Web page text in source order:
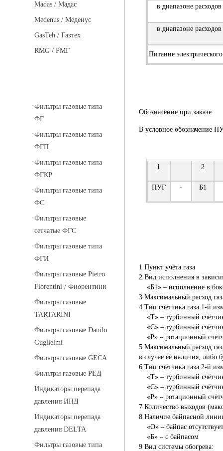
Madas / Мадас
Medenus / Меденус
GasTeh / Газтех
RMG / РМГ
Фильтры газовые типа
ФГ
Фильтры газовые типа
ФГП
Фильтры газовые типа
ФГКР
Фильтры газовые типа
ФС
Фильтры газовые
сетчатые ФГС
Фильтры газовые типа
ФГИ
Фильтры газовые Pietro
Fiorentini / Фиорентини
Фильтры газовые
TARTARINI
Фильтры газовые Danilo
Guglielmi
Фильтры газовые GECA
Фильтры газовые РЕД
Индикаторы перепада
давления ИПД
Индикаторы перепада
давления DELTA
Фильтры газовые типа
в диапазоне расходов
в диапазоне расходов
Питание
Обозначение при заказе
В условное обозначение
1 2
ПУГ - Б1
1 Пункт учёта газа
2 Вид исполнения в
«Б1» – исполнение в
3Максимальный расход
4Тип счётчика газа 1-й
«Т»– турбинный
«С» – турбинный
«Р»– ротационный
5Максимальный расход
в случае её наличия, либо
6Тип счётчика газа 2-й
«Т» – турбинный
«С» – турбинный
«Р»– ротационный
7 Количество выходов
8Наличие байпасной
«О»– байпас
«Б»– с байпасом
9Вид системы обогрева: